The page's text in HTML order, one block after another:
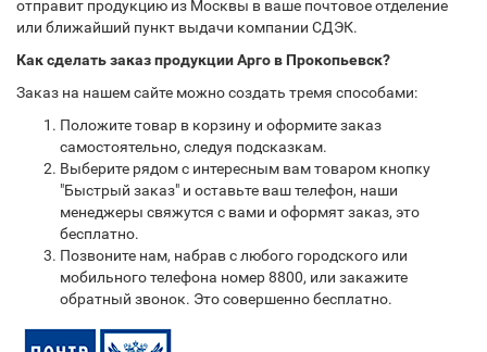
отправит продукцию из Москвы в ваше почтовое отделение
или ближайший пункт выдачи компании СДЭК.
Как сделать заказ продукции Арго в Прокопьевск?
Заказ на нашем сайте можно создать тремя способами:
Положите товар в корзину и оформите заказ
самостоятельно, следуя подсказкам.
Выберите рядом с интересным вам товаром кнопку
"Быстрый заказ" и оставьте ваш телефон, наши
менеджеры свяжутся с вами и оформят заказ, это
бесплатно.
Позвоните нам, набрав с любого городского или
мобильного телефона номер 8800, или закажите
обратный звонок. Это совершенно бесплатно.